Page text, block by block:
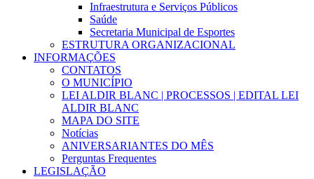
Infraestrutura e Serviços Públicos
Saúde
Secretaria Municipal de Esportes
ESTRUTURA ORGANIZACIONAL
INFORMAÇÕES
CONTATOS
O MUNICÍPIO
LEI ALDIR BLANC | PROCESSOS | EDITAL LEI
ALDIR BLANC
MAPA DO SITE
Notícias
ANIVERSARIANTES DO MÊS
Perguntas Frequentes
LEGISLAÇÃO